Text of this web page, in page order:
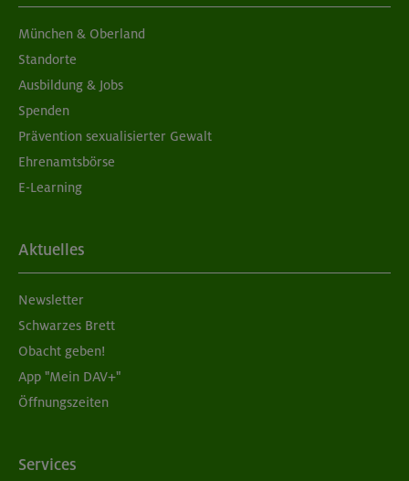
München & Oberland
Standorte
Ausbildung & Jobs
Spenden
Prävention sexualisierter Gewalt
Ehrenamtsbörse
E-Learning
Aktuelles
Newsletter
Schwarzes Brett
Obacht geben!
App "Mein DAV+"
Öffnungszeiten
Services